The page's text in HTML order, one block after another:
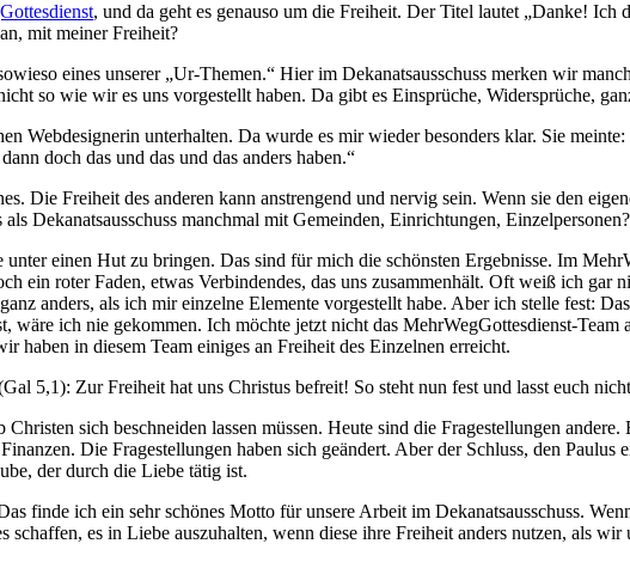
, und da geht es genauso um die Freiheit. Der Titel lautet „Danke!
mit meiner Freiheit?
eines unserer „Ur-Themen.“ Hier im Dekanatsausschuss merken wir
so wie wir es uns vorgestellt haben. Da gibt es Einsprüche, Widersprüche,
Webdesignerin unterhalten. Da wurde es mir wieder besonders klar. Sie
doch das und das und das anders haben.“
Die Freiheit des anderen kann anstrengend und nervig sein. Wenn sie den
Dekanatsausschuss manchmal mit Gemeinden, Einrichtungen, Einzelpersonen?
einen Hut zu bringen. Das sind für mich die schönsten Ergebnisse. Im
ein roter Faden, etwas Verbindendes, das uns zusammenhält. Oft weiß ich
anders, als ich mir einzelne Elemente vorgestellt habe. Aber ich stelle fest:
wäre ich nie gekommen. Ich möchte jetzt nicht das MehrWegGottesdienst-
haben in diesem Team einiges an Freiheit des Einzelnen erreicht.
5,1): Zur Freiheit hat uns Christus befreit! So steht nun fest und lasst euch
sich beschneiden lassen müssen. Heute sind die Fragestellungen
Die Fragestellungen haben sich geändert. Aber der Schluss, den
der durch die Liebe tätig ist.
finde ich ein sehr schönes Motto für unsere Arbeit im Dekanatsausschuss.
es in Liebe auszuhalten, wenn diese ihre Freiheit anders nutzen, als